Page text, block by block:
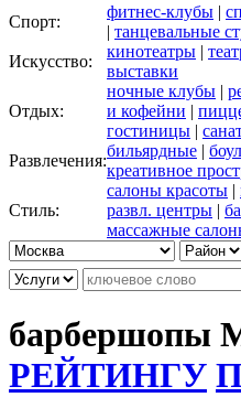
Спорт:
фитнес-клубы |
| танцевальные
Искусство:
кинотеатры |
выставки
Отдых:
ночные клубы |
и кофейни |
гостиницы |
Развлечения:
бильярдные |
креативное
Стиль:
салоны красоты |
развл. центры |
массажные
барбершопы
РЕЙТИНГУ